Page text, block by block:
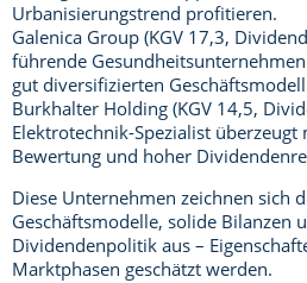
Urbanisierungstrend profitieren.
Galenica Group (KGV 17,3,
führende
gut diversifizierten
Burkhalter Holding (KGV 14,5,
Elektrotechnik-Spezialist
Bewertung und hoher
Diese Unternehmen zeichnen sich
Geschäftsmodelle, solide Bilanzen
Dividendenpolitik aus –
Marktphasen geschätzt werden.